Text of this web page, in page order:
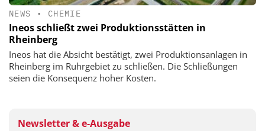
NEWS • CHEMIE
Ineos schließt zwei Produktionsstätten in
Rheinberg
Ineos hat die Absicht bestätigt, zwei Produktionsanlagen in
Rheinberg im Ruhrgebiet zu schließen. Die Schließungen
seien die Konsequenz hoher Kosten.
Newsletter & e-Ausgabe